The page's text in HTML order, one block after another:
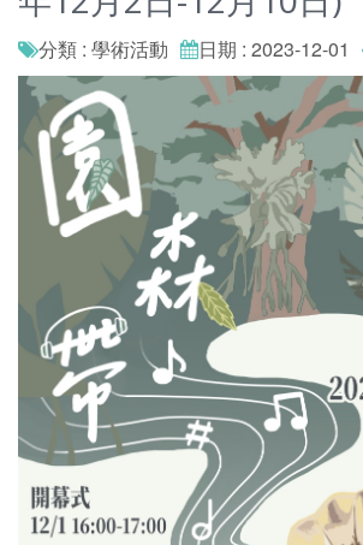
分類 : 學術活動 日期 : 2023-12-01